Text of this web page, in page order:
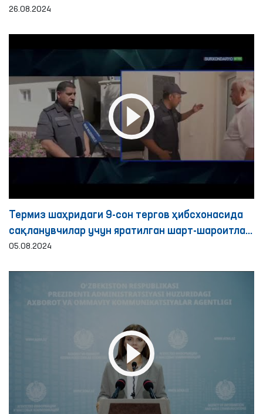
26.08.2024
Термиз шаҳридаги 9-сон тергов ҳибсхонасида
сақланувчилар учун яратилган шарт-шароитлар
ўрганилди
05.08.2024